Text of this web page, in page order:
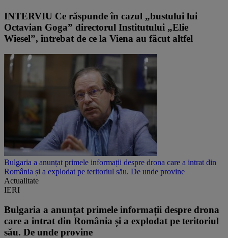
INTERVIU Ce răspunde în cazul „bustului lui
Octavian Goga” directorul Institutului „Elie
Wiesel”, întrebat de ce la Viena au făcut altfel
Bulgaria a anunțat primele informații despre drona care a intrat din
România și a explodat pe teritoriul său. De unde provine
Actualitate
IERI
Bulgaria a anunțat primele informații despre drona
care a intrat din România și a explodat pe teritoriul
său. De unde provine